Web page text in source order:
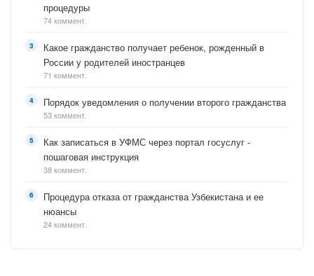
процедуры
74 коммент.
Какое гражданство получает ребенок, рожденный в
России у родителей иностранцев
71 коммент.
Порядок уведомления о получении второго гражданства
53 коммент.
Как записаться в УФМС через портал госуслуг -
пошаговая инструкция
38 коммент.
Процедура отказа от гражданства Узбекистана и ее
нюансы
24 коммент.